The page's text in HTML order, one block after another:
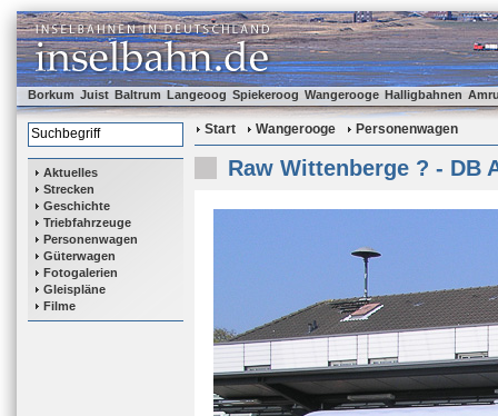
Borkum Juist Baltrum Langeoog Spiekeroog Wangerooge Halligbahnen
Aktuelles
Strecken
Geschichte
Triebfahrzeuge
Personenwagen
Güterwagen
Fotogalerien
Gleispläne
Filme
Start Wangerooge Personenwagen
Raw Wittenberge ? - DB